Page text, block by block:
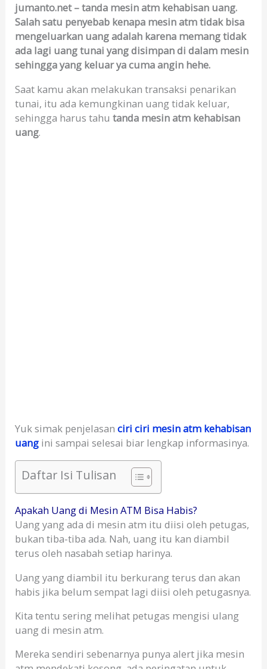
jumanto.net – tanda mesin atm kehabisan uang.
Salah satu penyebab kenapa mesin atm tidak bisa
mengeluarkan uang adalah karena memang tidak
ada lagi uang tunai yang disimpan di dalam mesin
sehingga yang keluar ya cuma angin hehe.
Saat kamu akan melakukan transaksi penarikan
tunai, itu ada kemungkinan uang tidak keluar,
sehingga harus tahutanda mesin atm kehabisan
uang.
Yuk simak penjelasanciri ciri mesin atm kehabisan
uang ini sampai selesai biar lengkap informasinya.
Daftar Isi Tulisan
Apakah Uang di Mesin ATM Bisa Habis?
Uang yang ada di mesin atm itu diisi oleh petugas,
bukan tiba-tiba ada. Nah, uang itu kan diambil
terus oleh nasabah setiap harinya.
Uang yang diambil itu berkurang terus dan akan
habis jika belum sempat lagi diisi oleh petugasnya.
Kita tentu sering melihat petugas mengisi ulang
uang di mesin atm.
Mereka sendiri sebenarnya punya alert jika mesin